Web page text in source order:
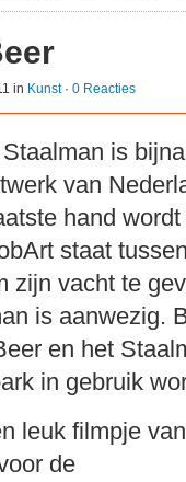
in Kunst· 0 Reacties
is
van
hand
staat
zijn vacht te
is aanwezig.
en het
in gebruik
leuk filmpje
de